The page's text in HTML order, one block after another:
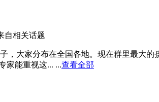
自相关话题
，大家分布在全国各地。现在群里最大
家能重视这... ...查看全部